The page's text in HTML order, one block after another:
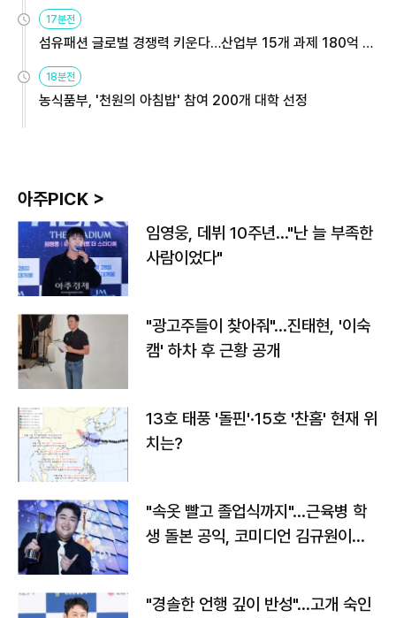
용해야
17분전
섬유패션 글로벌 경쟁력 키운다…산업부 15개 과제 180억 지
원
18분전
농식품부, '천원의 아침밥' 참여 200개 대학 선정
아주PICK >
임영웅, 데뷔 10주년…"난 늘 부족한
사람이었다"
"광고주들이 찾아줘"…진태현, '이숙
캠' 하차 후 근황 공개
13호 태풍 '돌핀'·15호 '찬홈' 현재 위
치는?
"속옷 빨고 졸업식까지"…근육병 학
생 돌본 공익, 코미디언 김규원이었
"경솔한 언행 깊이 반성"…고개 숙인